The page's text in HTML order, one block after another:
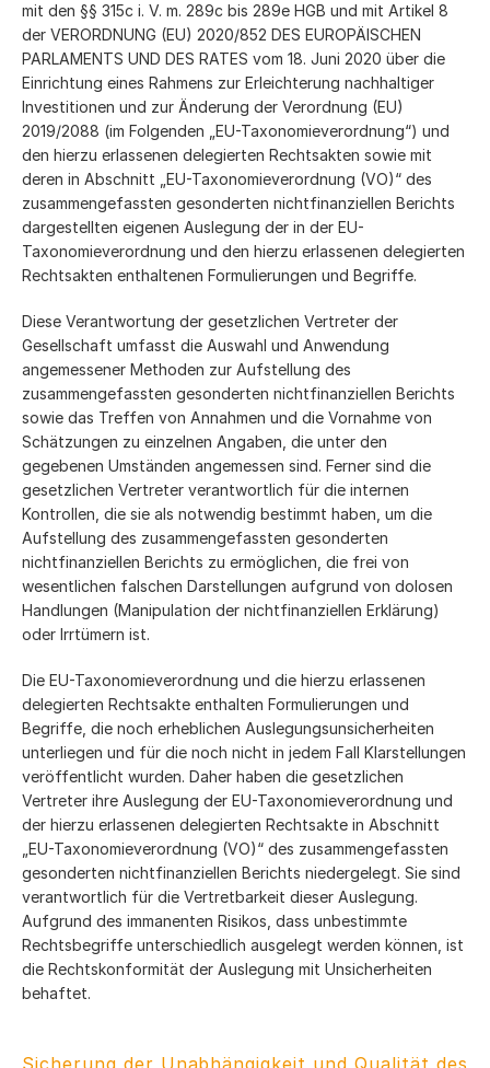
mit den §§ 315c i. V. m. 289c bis 289e HGB und mit Artikel 8
der VERORDNUNG (EU) 2020/852 DES EUROPÄISCHEN
PARLAMENTS UND DES RATES vom 18. Juni 2020 über die
Einrichtung eines Rahmens zur Erleichterung nachhaltiger
Investitionen und zur Änderung der Verordnung (EU)
2019/2088 (im Folgenden „EU-Taxonomieverordnung“) und
den hierzu erlassenen delegierten Rechtsakten sowie mit
deren in Abschnitt „EU-Taxonomieverordnung (VO)“ des
zusammengefassten gesonderten nichtfinanziellen Berichts
dargestellten eigenen Auslegung der in der EU-
Taxonomieverordnung und den hierzu erlassenen delegierten
Rechtsakten enthaltenen Formulierungen und Begriffe.
Diese Verantwortung der gesetzlichen Vertreter der
Gesellschaft umfasst die Auswahl und Anwendung
angemessener Methoden zur Aufstellung des
zusammengefassten gesonderten nichtfinanziellen Berichts
sowie das Treffen von Annahmen und die Vornahme von
Schätzungen zu einzelnen Angaben, die unter den
gegebenen Umständen angemessen sind. Ferner sind die
gesetzlichen Vertreter verantwortlich für die internen
Kontrollen, die sie als notwendig bestimmt haben, um die
Aufstellung des zusammengefassten gesonderten
nichtfinanziellen Berichts zu ermöglichen, die frei von
wesentlichen falschen Darstellungen aufgrund von dolosen
Handlungen (Manipulation der nichtfinanziellen Erklärung)
oder Irrtümern ist.
Die EU-Taxonomieverordnung und die hierzu erlassenen
delegierten Rechtsakte enthalten Formulierungen und
Begriffe, die noch erheblichen Auslegungsunsicherheiten
unterliegen und für die noch nicht in jedem Fall Klarstellungen
veröffentlicht wurden. Daher haben die gesetzlichen
Vertreter ihre Auslegung der EU-Taxonomieverordnung und
der hierzu erlassenen delegierten Rechtsakte in Abschnitt
„EU-Taxonomieverordnung (VO)“ des zusammengefassten
gesonderten nichtfinanziellen Berichts niedergelegt. Sie sind
verantwortlich für die Vertretbarkeit dieser Auslegung.
Aufgrund des immanenten Risikos, dass unbestimmte
Rechtsbegriffe unterschiedlich ausgelegt werden können, ist
die Rechtskonformität der Auslegung mit Unsicherheiten
behaftet.
Sicherung der Unabhängigkeit und Qualität des